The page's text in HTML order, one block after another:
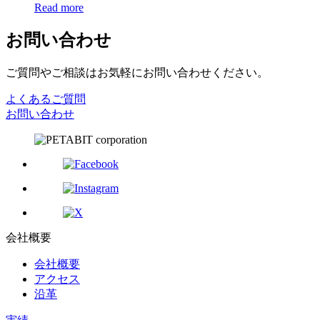
Read more
お問い合わせ
ご質問やご相談はお気軽にお問い合わせください。
よくあるご質問
お問い合わせ
会社概要
会社概要
アクセス
沿革